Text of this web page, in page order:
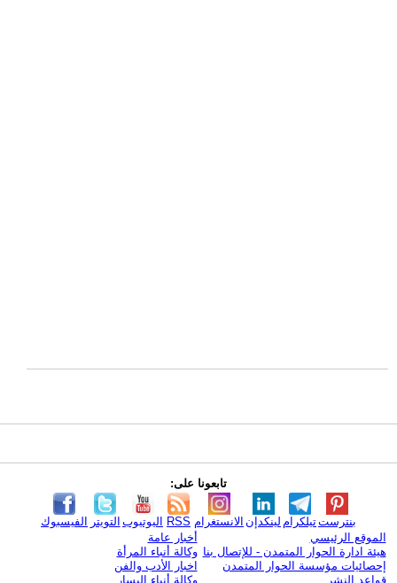
تابعونا على:
الفيسبوك التويتر اليوتيوب RSS الانستغرام لينكدإن تيلكرامبنترست
الموقع الرئيسي
هيئة ادارة الحوار المتمدن - للإتصال بنا
إحصائيات مؤسسة الحوار المتمدن
قواعد النشر
أخبار عامة
وكالة أنباء المرأة
اخبار الأدب والفن
وكالة أنباء اليسار